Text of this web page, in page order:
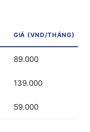
GIÁ (VND/THÁNG)
89.000
139.000
59.000